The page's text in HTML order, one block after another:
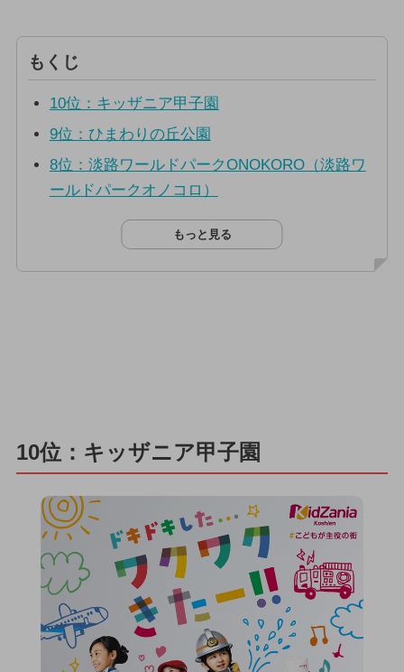
もくじ
10位：キッザニア甲子園
9位：ひまわりの丘公園
8位：淡路ワールドパークONOKORO（淡路ワ
ールドパークオノコロ）
もっと見る
10位：キッザニア甲子園